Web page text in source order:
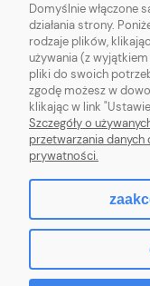
MOJE KONTO
Sklep z włóczką.
bawełniane. Tanie
Domyślnie włączone
działania strony.
rodzaje plików,
używania (z
pliki do swoich
zgodę możesz w
klikając w link
Szczegóły o
przetwarzania
prywatności.